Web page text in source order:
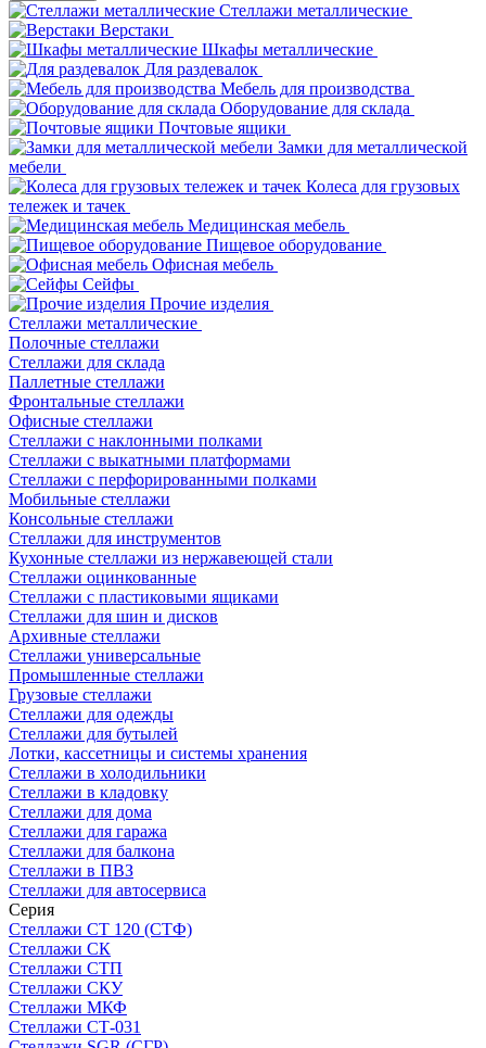
Стеллажи металлические
Верстаки
Шкафы металлические
Для раздевалок
Мебель для производства
Оборудование для склада
Почтовые ящики
Замки для металлической
мебели
Колеса для грузовых
тележек и тачек
Медицинская мебель
Пищевое оборудование
Офисная мебель
Сейфы
Прочие изделия
Стеллажи металлические
Полочные стеллажи
Стеллажи для склада
Паллетные стеллажи
Фронтальные стеллажи
Офисные стеллажи
Стеллажи с наклонными полками
Стеллажи с выкатными платформами
Стеллажи с перфорированными полками
Мобильные стеллажи
Консольные стеллажи
Стеллажи для инструментов
Кухонные стеллажи из нержавеющей стали
Стеллажи оцинкованные
Стеллажи с пластиковыми ящиками
Стеллажи для шин и дисков
Архивные стеллажи
Стеллажи универсальные
Промышленные стеллажи
Грузовые стеллажи
Стеллажи для одежды
Стеллажи для бутылей
Лотки, кассетницы и системы хранения
Стеллажи в холодильники
Стеллажи в кладовку
Стеллажи для дома
Стеллажи для гаража
Стеллажи для балкона
Стеллажи в ПВЗ
Стеллажи для автосервиса
Серия
Стеллажи СТ 120 (СТФ)
Стеллажи СК
Стеллажи СТП
Стеллажи СКУ
Стеллажи МКФ
Стеллажи СТ-031